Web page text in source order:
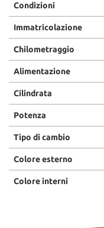
Condizioni
Immatricolazione
Chilometraggio
Alimentazione
Cilindrata
Potenza
Tipo di cambio
Colore esterno
Colore interni
questi
strumenti
tracciamento
si
rimanda
alla
cookie
policy.
Puoi
e
modificare
le
tue